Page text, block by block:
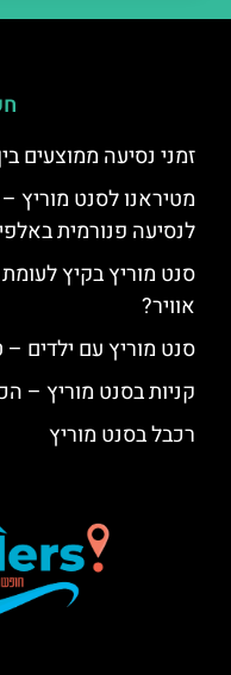
זמני נסיעה ממוצעים
מטיראנו לסנט מוריץ
לנסיעה פנורמית
סנט מוריץ בקיץ
אוויר?
סנט מוריץ עם ילדים
קניות בסנט מוריץ –
רכבל בסנט מוריץ